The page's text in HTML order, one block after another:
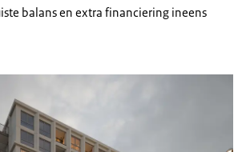
balans en extra financiering ineens
deel A van project UPP Living in Alpen aan den